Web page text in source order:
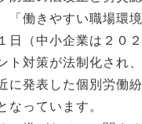
「働きやすい職場環
日（中小企業は２０
ト対策が法制化され
に発表した個別労働
なっています。